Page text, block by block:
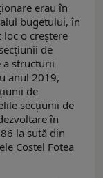
erau în
bugetului, în
o creştere
de
a structurii
anul 2019,
de
secţiunii de
în
la sută din
Costel Fotea